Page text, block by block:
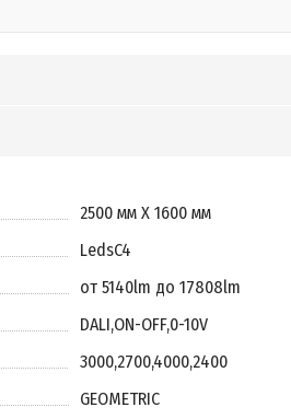
2500 мм X 1600 мм
LedsC4
от 5140lm до 17808lm
DALI,ON-OFF,0-10V
3000,2700,4000,2400
GEOMETRIC